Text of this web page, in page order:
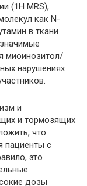
(1Н MRS),
как N-
в ткани
миоинозитол/
нарушениях
и
и тормозящих
что
пациенты с
это
дозы